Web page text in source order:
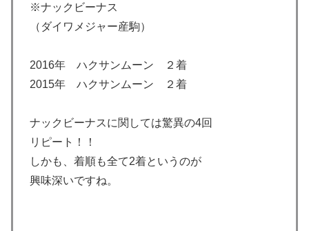
※ナックビーナス
（ダイワメジャー産駒）
2016年 ハクサンムーン ２着
2015年 ハクサンムーン ２着
ナックビーナスに関しては驚異の4回
リピート！！
しかも、着順も全て2着というのが
興味深いですね。